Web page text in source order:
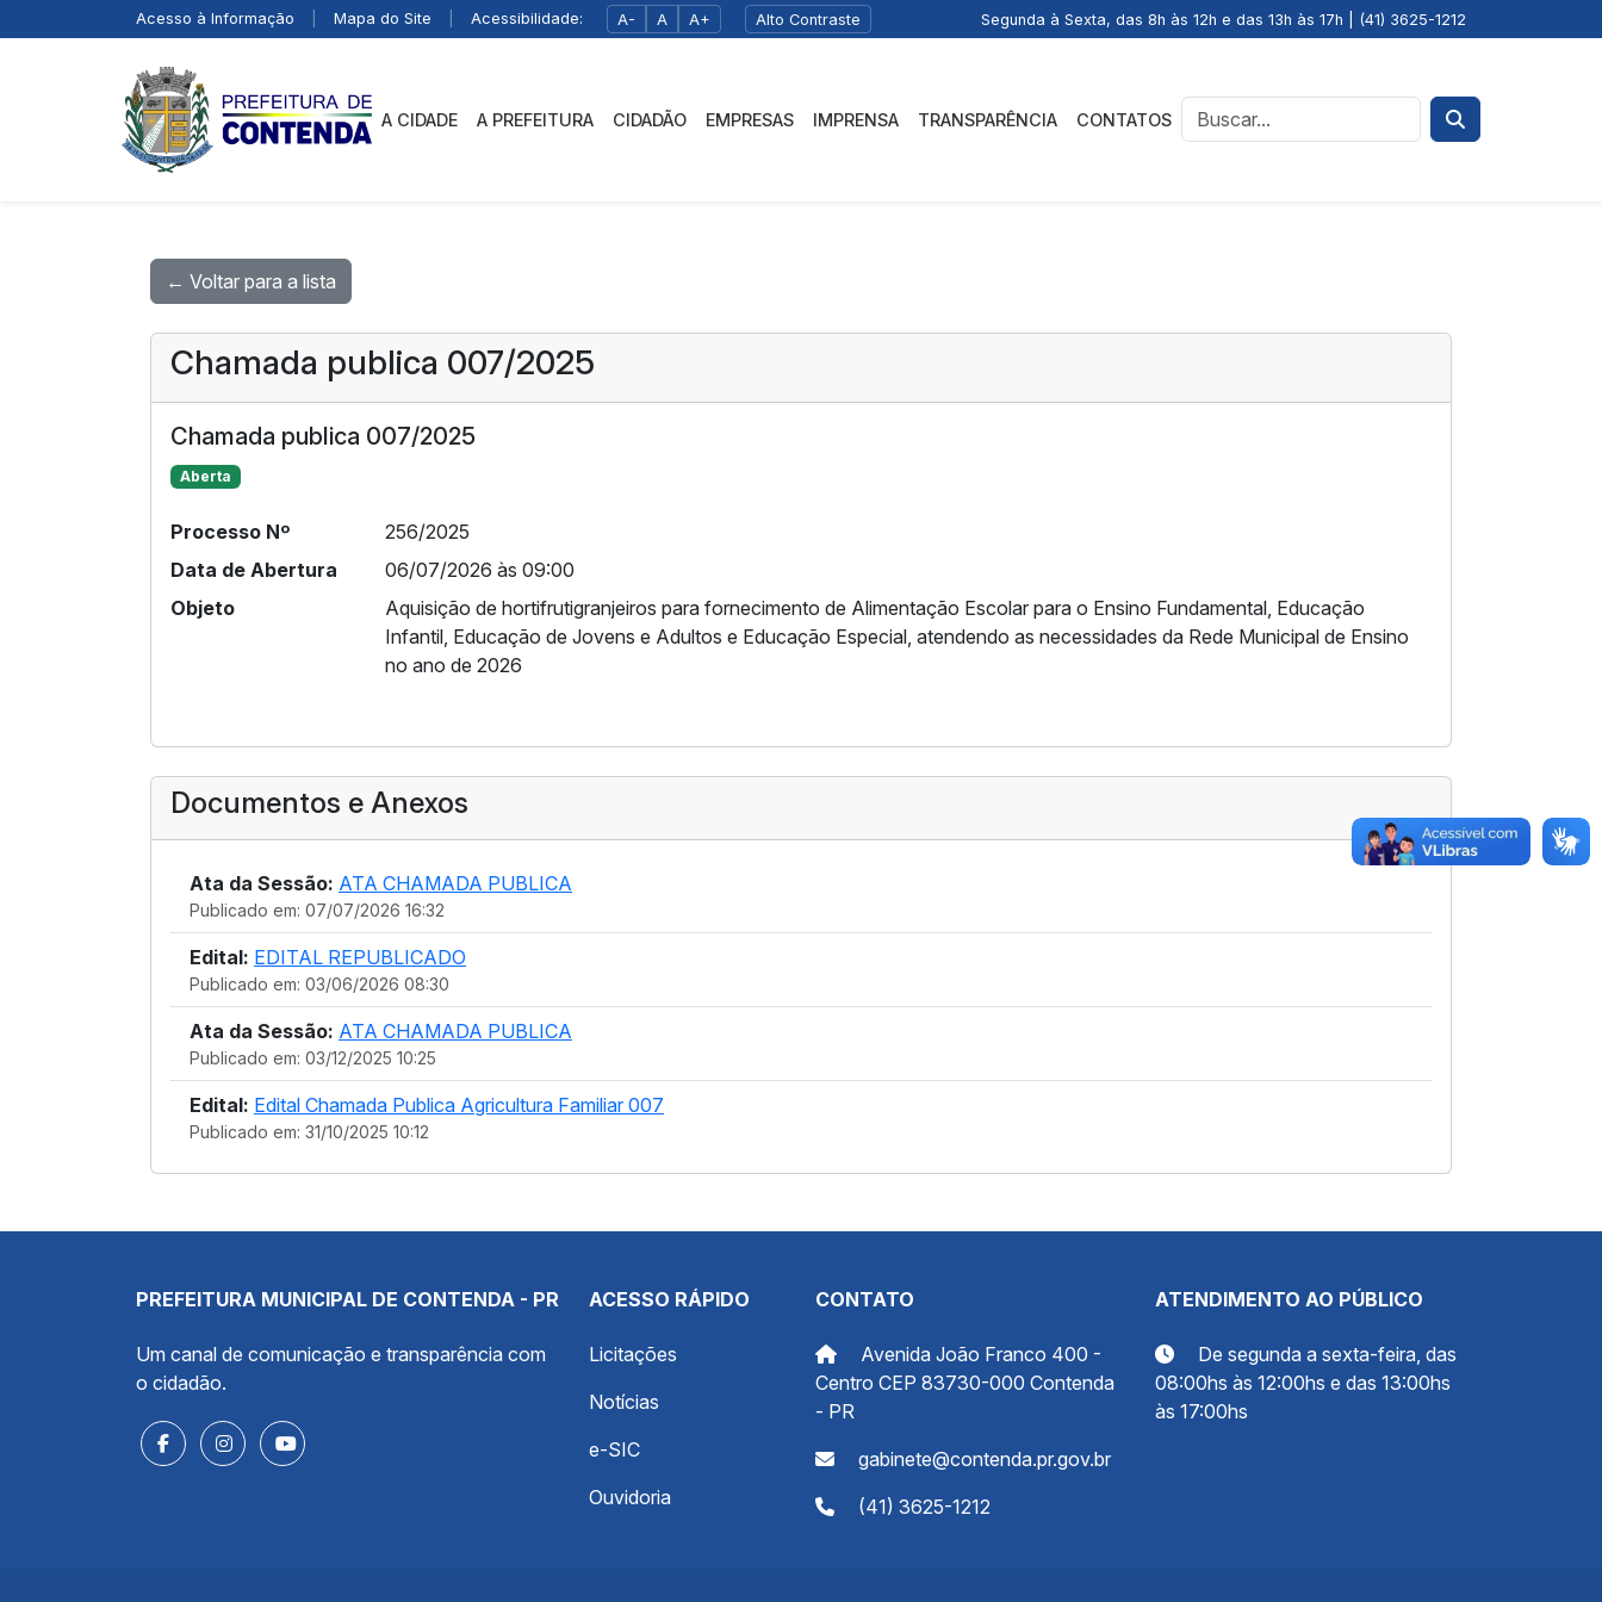
Acesso à Informação Mapa do Site Acessibilidade: A- A A+ Alto Contraste Segunda à Sexta, das 8h às 12h e das 13h às 17h | (41) 3625-1212
A CIDADE A PREFEITURA CIDADÃO EMPRESAS IMPRENSA TRANSPARÊNCIA CONTATOS
← Voltar para a lista
Chamada publica 007/2025
Chamada publica 007/2025
Aberta
Processo Nº
256/2025
Data de Abertura
06/07/2026 às 09:00
Objeto
Aquisição de hortifrutigranjeiros para fornecimento de Alimentação Escolar para o Ensino Fundamental, Educação
Infantil, Educação de Jovens e Adultos e Educação Especial, atendendo as necessidades da Rede Municipal de Ensino
no ano de 2026
Documentos e Anexos
Ata da Sessão: ATA CHAMADA PUBLICA
Publicado em: 07/07/2026 16:32
Edital: EDITAL REPUBLICADO
Publicado em: 03/06/2026 08:30
Ata da Sessão: ATA CHAMADA PUBLICA
Publicado em: 03/12/2025 10:25
Edital: Edital Chamada Publica Agricultura Familiar 007
Publicado em: 31/10/2025 10:12
PREFEITURA MUNICIPAL DE CONTENDA - PR
Um canal de comunicação e transparência com
o cidadão.
ACESSO RÁPIDO
Licitações
Notícias
e-SIC
Ouvidoria
CONTATO
Avenida João Franco 400 -
Centro CEP 83730-000 Contenda
- PR
gabinete@contenda.pr.gov.br
(41) 3625-1212
ATENDIMENTO AO PÚBLICO
De segunda a sexta-feira, das
08:00hs às 12:00hs e das 13:00hs
às 17:00hs